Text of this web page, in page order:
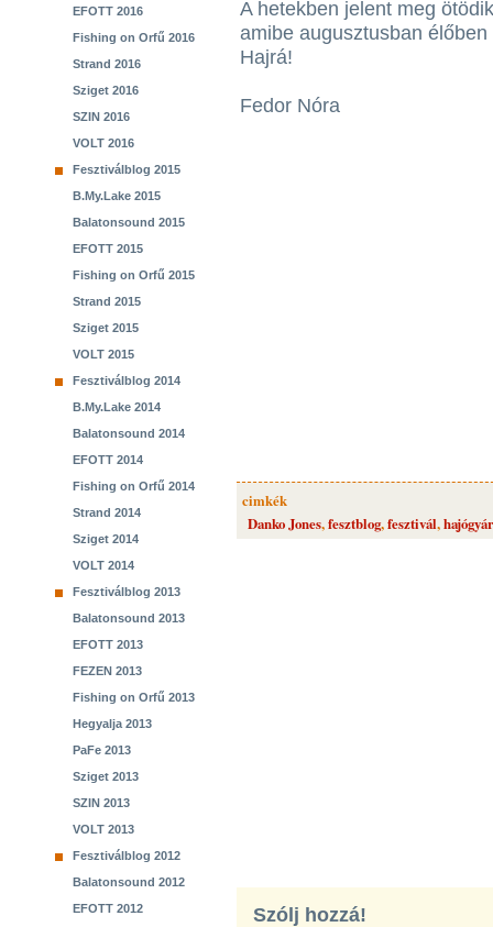
EFOTT 2016
Fishing on Orfű 2016
Strand 2016
Sziget 2016
SZIN 2016
VOLT 2016
Fesztiválblog 2015
B.My.Lake 2015
Balatonsound 2015
EFOTT 2015
Fishing on Orfű 2015
Strand 2015
Sziget 2015
VOLT 2015
Fesztiválblog 2014
B.My.Lake 2014
Balatonsound 2014
EFOTT 2014
Fishing on Orfű 2014
Strand 2014
Sziget 2014
VOLT 2014
Fesztiválblog 2013
Balatonsound 2013
EFOTT 2013
FEZEN 2013
Fishing on Orfű 2013
Hegyalja 2013
PaFe 2013
Sziget 2013
SZIN 2013
VOLT 2013
Fesztiválblog 2012
Balatonsound 2012
EFOTT 2012
A hetekben jelent meg
amibe augusztusban
Hajrá!
Fedor Nóra
cimkék
Danko Jones,fesztblog,fesztivál,
Szólj hozzá!